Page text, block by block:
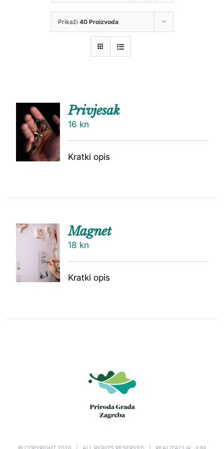
Prikaži 40 Proizvoda
DODAJ
U
KOŠARI
CU
Privjesak
16 kn
Kratki opis
DODAJ
Magnet
18 kn
Kratki opis